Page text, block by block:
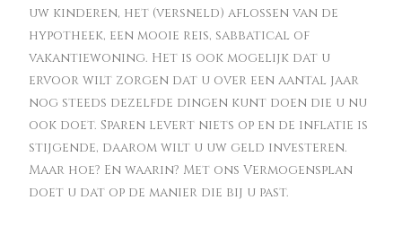
uw kinderen, het (versneld) aflossen van de
hypotheek, een mooie reis, sabbatical of
vakantiewoning. Het is ook mogelijk dat u
ervoor wilt zorgen dat u over een aantal jaar
nog steeds dezelfde dingen kunt doen die u nu
ook doet. Sparen levert niets op en de inflatie is
stijgende, daarom wilt u uw geld investeren.
Maar hoe? En waarin? Met ons Vermogensplan
doet u dat op de manier die bij u past.